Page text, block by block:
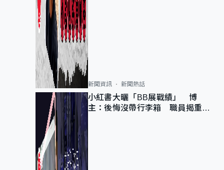
新聞資訊 新聞熱話
小紅書大曬「BB展戰績」 博
主：後悔沒帶行李箱 職員揭重複